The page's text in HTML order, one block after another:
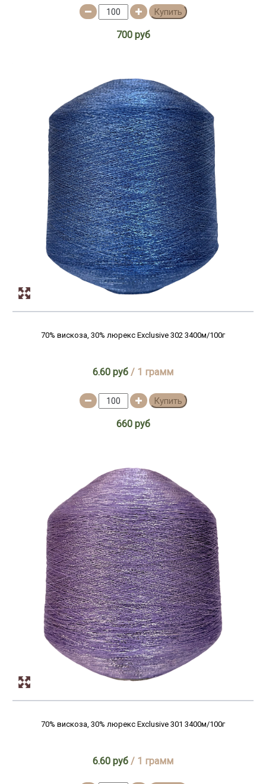
Купить
700 руб
70% вискоза, 30% люрекс Exclusive 302 3400м/100г
6.60 руб / 1 грамм
Купить
660 руб
70% вискоза, 30% люрекс Exclusive 301 3400м/100г
6.60 руб / 1 грамм